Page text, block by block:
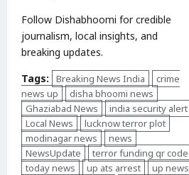
Follow Dishabhoomi for credible
journalism, local insights, and
breaking updates.
Tags:
Breaking News India
crime
news up
disha bhoomi news
Ghaziabad News
india security alert
Local News
lucknow terror plot
modinagar news
news
NewsUpdate
terror funding qr code
today news
up ats arrest
up news